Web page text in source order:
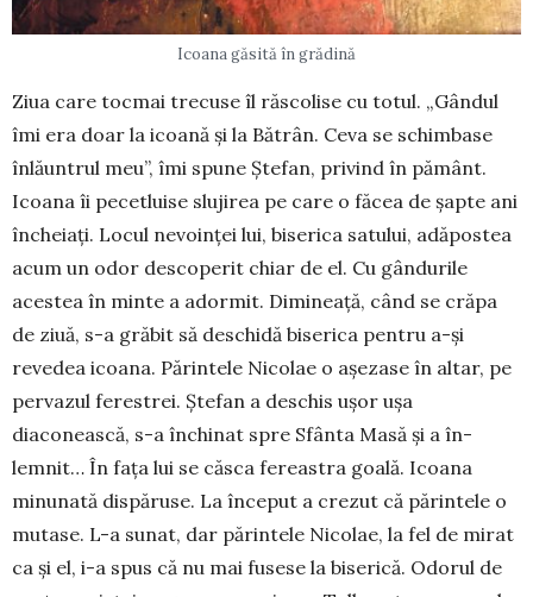
Icoana găsită în grădină
Ziua care tocmai trecuse îl răscolise cu totul. „Gân­dul
îmi era doar la icoană și la Bătrân. Ceva se schimbase
în­lăuntrul meu”, îmi spune Ște­fan, privind în pământ.
Icoana îi pecetluise slu­jirea pe care o făcea de șapte ani
încheiați. Locul nevoinței lui, biserica satului, adăpostea
acum un odor descoperit chiar de el. Cu gândurile
aces­tea în minte a adormit. Dimi­neață, când se crăpa
de ziuă, s-a grăbit să des­chidă biserica pentru a-și
revedea icoana. Părintele Nico­lae o așe­zase în altar, pe
pervazul ferestrei. Ște­fan a deschis ușor ușa
diaconească, s-a închinat spre Sfânta Masă și a în­
lemnit… În fața lui se căsca fe­reastra goală. Icoa­na
minunată dispăruse. La înce­put a crezut că părintele o
mutase. L-a sunat, dar părintele Nicolae, la fel de mirat
ca și el, i-a spus că nu mai fusese la biserică. Odorul de